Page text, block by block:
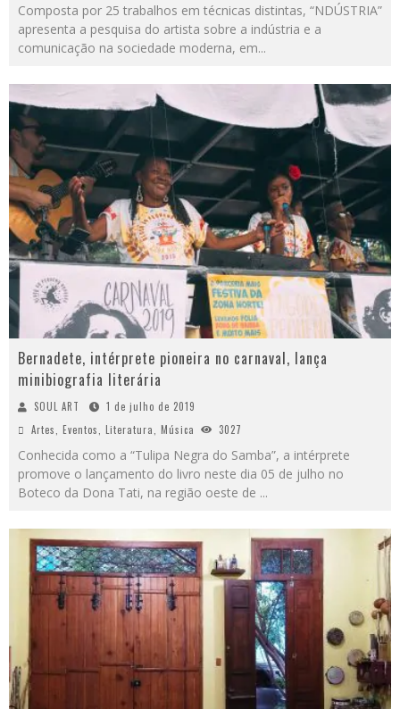
Composta por 25 trabalhos em técnicas distintas, “NDÚSTRIA”
apresenta a pesquisa do artista sobre a indústria e a
comunicação na sociedade moderna, em...
Bernadete, intérprete pioneira no carnaval, lança
minibiografia literária
SOUL ART
1 de julho de 2019
Artes, Eventos, Literatura, Música 3027
Conhecida como a “Tulipa Negra do Samba”, a intérprete
promove o lançamento do livro neste dia 05 de julho no
Boteco da Dona Tati, na região oeste de ...